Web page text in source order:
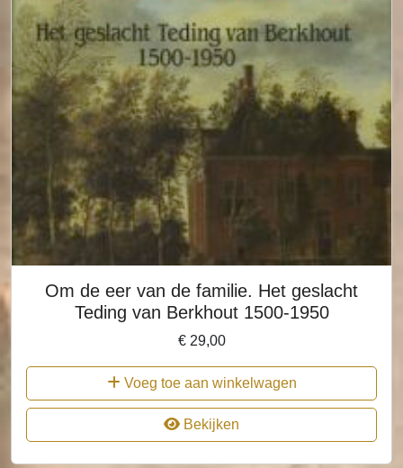
Om de eer van de familie. Het geslacht
Teding van Berkhout 1500-1950
€29,00
Voeg toe aan winkelwagen
Bekijken